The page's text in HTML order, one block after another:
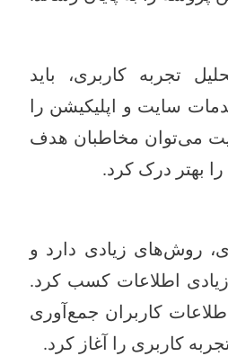
تجربه کاربری، باید
سایت و اپلیکیشن را
می‌توان مخاطبان هدف
بهتر درک کرد.
روش‌های زیادی دارد و
اطلاعات کسب کرد.
کاربران جمع‌آوری
کاربری را آغاز کرد.